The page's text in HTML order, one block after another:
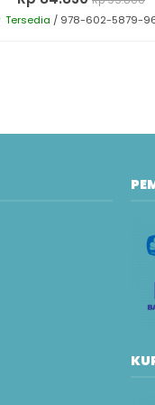
Tersedia / 978-602-5879-